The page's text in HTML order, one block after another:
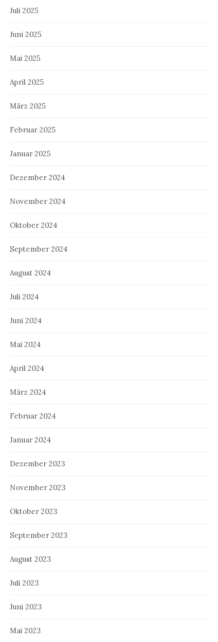
Juli 2025
Juni 2025
Mai 2025
April 2025
März 2025
Februar 2025
Januar 2025
Dezember 2024
November 2024
Oktober 2024
September 2024
August 2024
Juli 2024
Juni 2024
Mai 2024
April 2024
März 2024
Februar 2024
Januar 2024
Dezember 2023
November 2023
Oktober 2023
September 2023
August 2023
Juli 2023
Juni 2023
Mai 2023